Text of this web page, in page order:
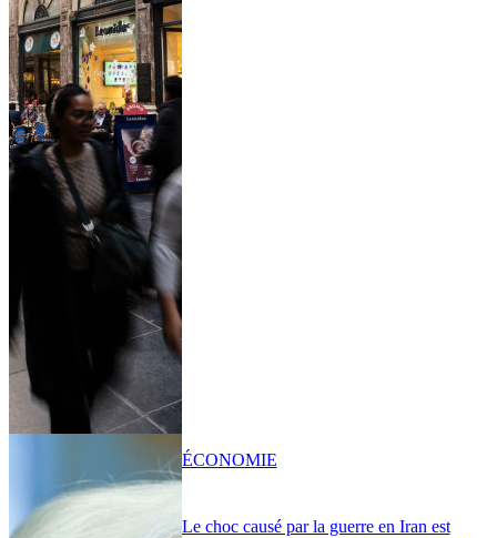
Le choc causé par la guerre en Iran est
ÉCONOMIE